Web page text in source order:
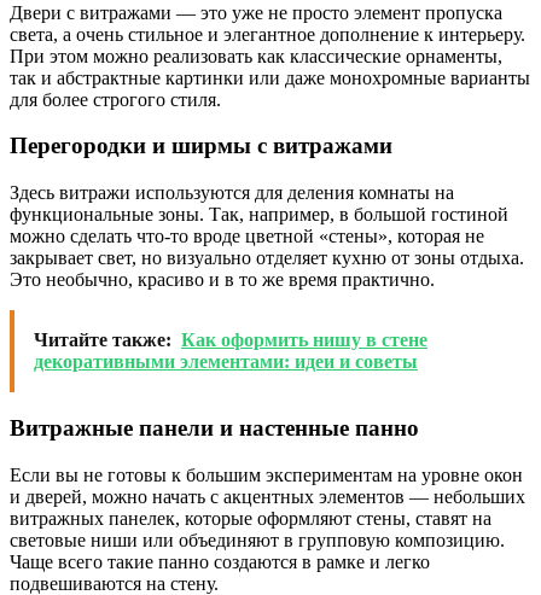
Двери с витражами — это уже не просто элемент пропуска
света, а очень стильное и элегантное дополнение к интерьеру.
При этом можно реализовать как классические орнаменты,
так и абстрактные картинки или даже монохромные варианты
для более строгого стиля.
Перегородки и ширмы с витражами
Здесь витражи используются для деления комнаты на
функциональные зоны. Так, например, в большой гостиной
можно сделать что-то вроде цветной «стены», которая не
закрывает свет, но визуально отделяет кухню от зоны отдыха.
Это необычно, красиво и в то же время практично.
Читайте также: Как оформить нишу в стене
декоративными элементами: идеи и советы
Витражные панели и настенные панно
Если вы не готовы к большим экспериментам на уровне окон
и дверей, можно начать с акцентных элементов — небольших
витражных панелек, которые оформляют стены, ставят на
световые ниши или объединяют в групповую композицию.
Чаще всего такие панно создаются в рамке и легко
подвешиваются на стену.